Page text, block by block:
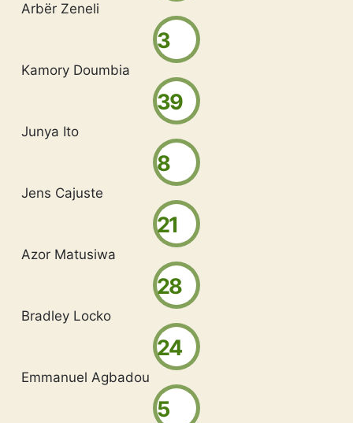
Arbër Zeneli
3
Kamory Doumbia
39
Junya Ito
8
Jens Cajuste
21
Azor Matusiwa
28
Bradley Locko
24
Emmanuel Agbadou
5